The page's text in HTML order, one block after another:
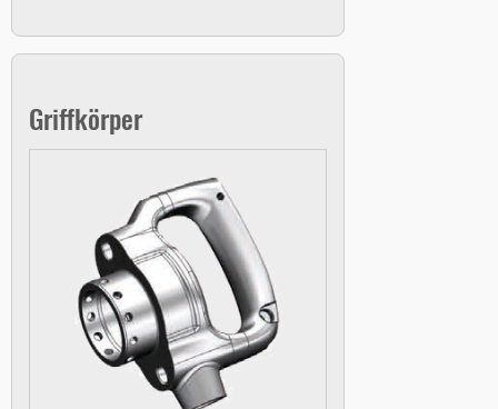
Griffkörper